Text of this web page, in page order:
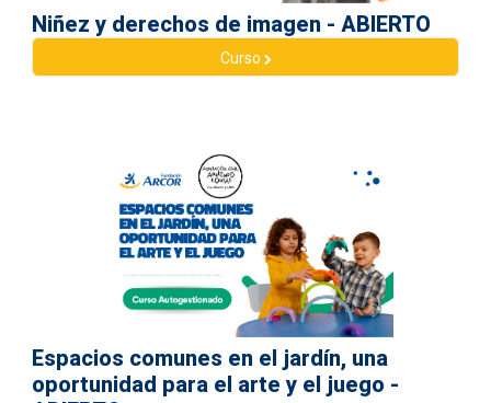
Niñez y derechos de imagen - ABIERTO
Curso
Espacios comunes en el jardín, una
oportunidad para el arte y el juego -